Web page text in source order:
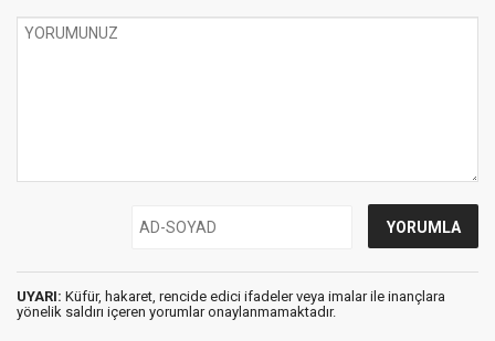
UYARI: Küfür, hakaret, rencide edici ifadeler veya imalar ile inançlara
yönelik saldırı içeren yorumlar onaylanmamaktadır.